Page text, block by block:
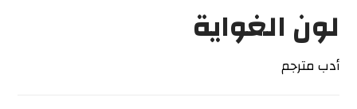
لون الغواية
أدب مترجم